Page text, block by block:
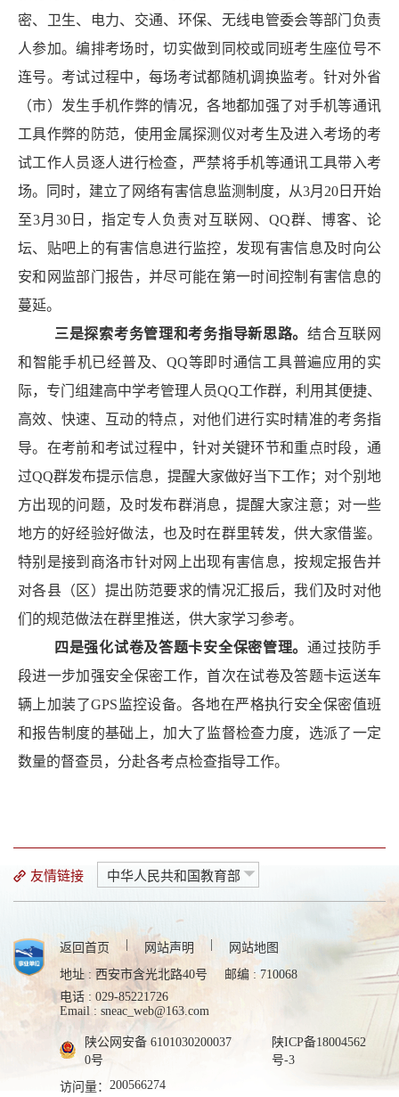
密、卫生、电力、交通、环保、无线电管委会等部门负责
人参加。编排考场时，切实做到同校或同班考生座位号不
连号。考试过程中，每场考试都随机调换监考。针对外省
（市）发生手机作弊的情况，各地都加强了对手机等通讯
工具作弊的防范，使用金属探测仪对考生及进入考场的考
试工作人员逐人进行检查，严禁将手机等通讯工具带入考
场。同时，建立了网络有害信息监测制度，从3月 20 日开始
至3月30 日，指定专人负责对互联网、 QQ群、博客、论
坛、贴吧上的有害信息进行监控，发现有害信息及时向公
安和网监部门报告，并尽可能在第一时间控制有害信息的
蔓延。
三是探索考务管理和考务指导新思路。结合互联网
和智能手机已经普及、 QQ等即时通信工具普遍应用的实
际，专门组建高中学考管理人员QQ工作群，利用其便捷、
高效、快速、互动的特点，对他们进行实时精准的考务指
导。在考前和考试过程中，针对关键环节和重点时段，通
过QQ群发布提示信息，提醒大家做好当下工作；对个别地
方出现的问题，及时发布群消息，提醒大家注意；对一些
地方的好经验好做法，也及时在群里转发，供大家借鉴。
特别是接到商洛市针对网上出现有害信息，按规定报告并
对各县（区）提出防范要求的情况汇报后，我们及时对他
们的规范做法在群里推送，供大家学习参考。
四是强化试卷及答题卡安全保密管理。通过技防手
段进一步加强安全保密工作，首次在试卷及答题卡运送车
辆上加装了GPS 监控设备。各地在严格执行安全保密值班
和报告制度的基础上，加大了监督检查力度，选派了一定
数量的督查员，分赴各考点检查指导工作。
友情链接 中华人民共和国教育部
返回首页 网站声明
网站地图
地址 : 西安市含光北路40号
邮编 : 710068
电话 : 029-85221726
Email : sneac_web@163.com
陕公网安备 6101030200037
0号
陕ICP备18004562
号-3
访问量： 200566274